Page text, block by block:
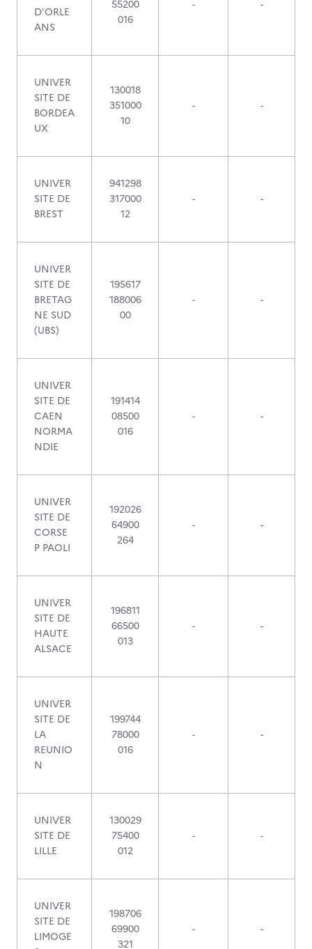
D'ORLE
ANS
55200
016
- -
UNIVER
SITE DE
BORDEA
UX
130018
351000
10
- -
UNIVER
SITE DE
BREST
941298
317000
12
- -
UNIVER
SITE DE
BRETAG
NE SUD
(UBS)
195617
188006
00
- -
UNIVER
SITE DE
CAEN
NORMA
NDIE
191414
08500
016
- -
UNIVER
SITE DE
CORSE
P PAOLI
192026
64900
264
- -
UNIVER
SITE DE
HAUTE
ALSACE
196811
66500
013
- -
UNIVER
SITE DE
LA
REUNIO
N
199744
78000
016
- -
UNIVER
SITE DE
LILLE
130029
75400
012
- -
UNIVER
SITE DE
LIMOGE
198706
69900
321
- -